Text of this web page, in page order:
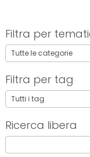
Filtra per
Filtra per tag
Ricerca libera